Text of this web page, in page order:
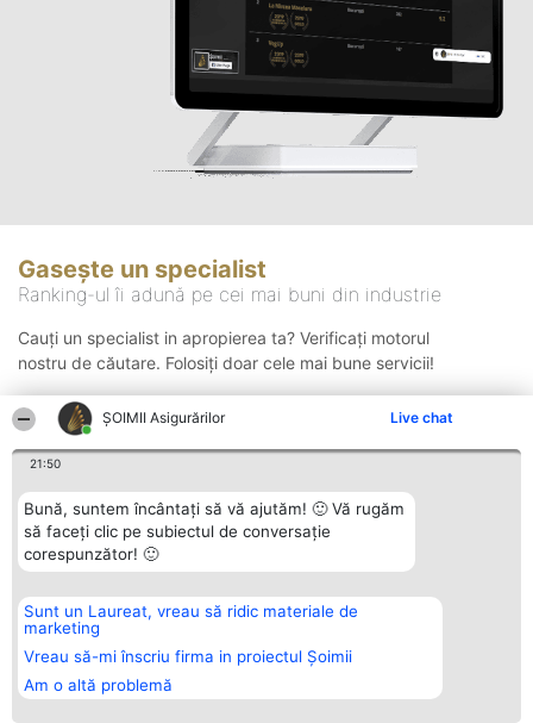
ȘOIMII Asigurărilor Live chat
21:50
Bună, suntem încântați să vă ajutăm! 🙂 Vă rugăm
să faceți clic pe subiectul de conversație
corespunzător! 🙂
Sunt un Laureat, vreau să ridic materiale de
marketing
Vreau să-mi înscriu firma in proiectul Șoimii
Am o altă problemă
Gasește un specialist
Ranking-ul îi adună pe cei mai buni din industrie
Cauți un specialist in apropierea ta? Verificați motorul
nostru de căutare. Folosiți doar cele mai bune servicii!
Organizator Ranking
BRIGHT SOLUTIONS BR SRL
Aleea Timisul De Sus 2 Bl. A30
Sc. A Et. 4 Ap. 13 Cod 061952
București
CUI 36737675
Plebiscyt
Lista Tuturor
Laureaților
Statut
Contact